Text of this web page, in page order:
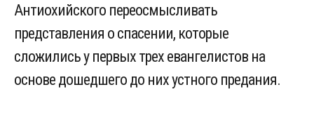
Антиохийского переосмысливать
представления о спасении, которые
сложились у первых трех евангелистов на
основе дошедшего до них устного предания.